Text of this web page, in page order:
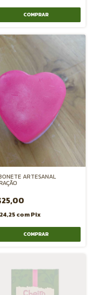
ARTESANAL
comPix